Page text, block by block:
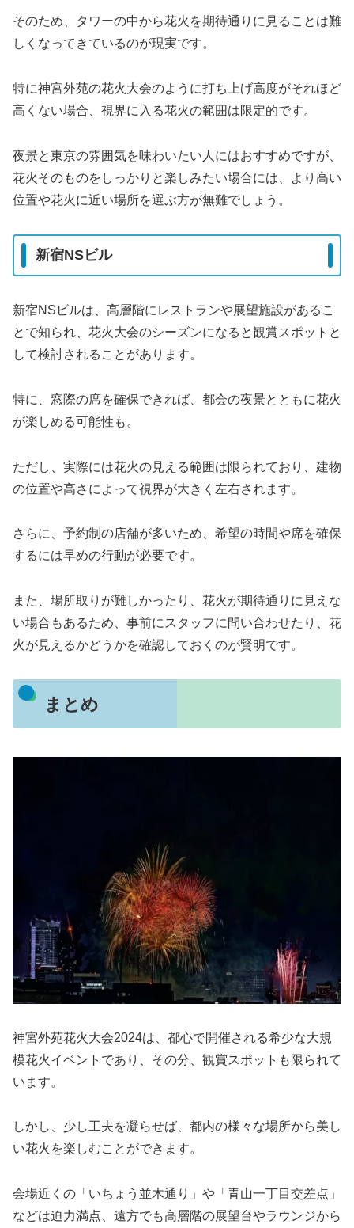
そのため、タワーの中から花火を期待通りに見ることは難
しくなってきているのが現実です。
特に神宮外苑の花火大会のように打ち上げ高度がそれほど
高くない場合、視界に入る花火の範囲は限定的です。
夜景と東京の雰囲気を味わいたい人にはおすすめですが、
花火そのものをしっかりと楽しみたい場合には、より高い
位置や花火に近い場所を選ぶ方が無難でしょう。
新宿NSビル
新宿NSビルは、高層階にレストランや展望施設があるこ
とで知られ、花火大会のシーズンになると観賞スポットと
して検討されることがあります。
特に、窓際の席を確保できれば、都会の夜景とともに花火
が楽しめる可能性も。
ただし、実際には花火の見える範囲は限られており、建物
の位置や高さによって視界が大きく左右されます。
さらに、予約制の店舗が多いため、希望の時間や席を確保
するには早めの行動が必要です。
また、場所取りが難しかったり、花火が期待通りに見えな
い場合もあるため、事前にスタッフに問い合わせたり、花
火が見えるかどうかを確認しておくのが賢明です。
まとめ
神宮外苑花火大会2024は、都心で開催される希少な大規
模花火イベントであり、その分、観賞スポットも限られて
います。
しかし、少し工夫を凝らせば、都内の様々な場所から美し
い花火を楽しむことができます。
会場近くの「いちょう並木通り」や「青山一丁目交差点」
などは迫力満点、遠方でも高層階の展望台やラウンジから